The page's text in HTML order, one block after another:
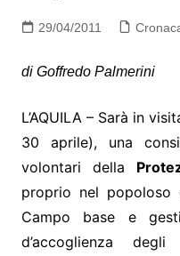
29/04/2011
di Goffredo Palmerini
L’AQUILA – Sarà in
30 aprile), una
volontari della
proprio nel popoloso
Campo base e
d’accoglienza